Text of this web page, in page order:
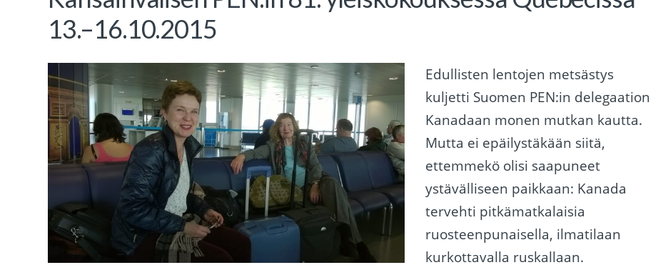
13.–16.10.2015
Edullisten lentojen metsästys
kuljetti Suomen PEN:in delegaation
Kanadaan monen mutkan kautta.
Mutta ei epäilystäkään siitä,
ettemmekö olisi saapuneet
ystävälliseen paikkaan: Kanada
tervehti pitkämatkalaisia
ruosteenpunaisella, ilmatilaan
kurkottavalla ruskallaan.